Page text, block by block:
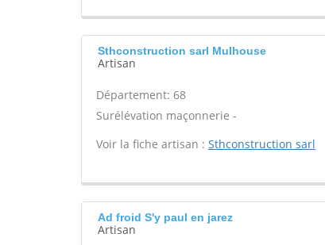
Sthconstruction sarl Mulhouse
Artisan
Département: 68
Surélévation maçonnerie -
Voir la fiche artisan : Sthconstruction sarl
Ad froid S'y paul en jarez
Artisan